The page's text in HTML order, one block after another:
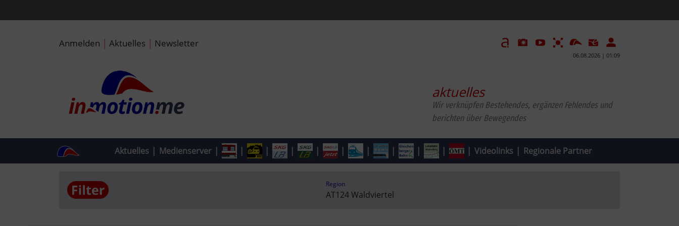
Anmelden | Aktuelles | Newsletter
06.08.2026 | 01:09
aktuelles
Wir verknüpfen Bestehendes, ergänzen Fehlendes und
berichten über Bewegendes
Aktuelles | Medienserver | | | | | | | | | | | Videolinks | Regionale Partner
Region
AT124 Waldviertel